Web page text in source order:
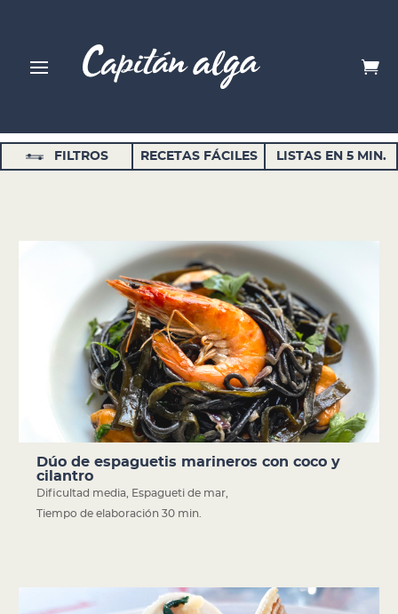
FILTROS RECETAS FÁCILES LISTAS EN 5 MIN.
Dúo de espaguetis marineros con coco y
cilantro
Dificultad media, Espagueti de mar,
Tiempo de elaboración 30 min.